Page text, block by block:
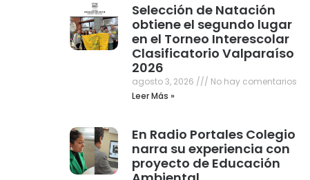
Selección de Natación
obtiene el segundo lugar
en el Torneo Interescolar
Clasificatorio Valparaíso
2026
agosto 3, 2026
No hay comentarios
Leer Más »
En Radio Portales Colegio
narra su experiencia con
proyecto de Educación